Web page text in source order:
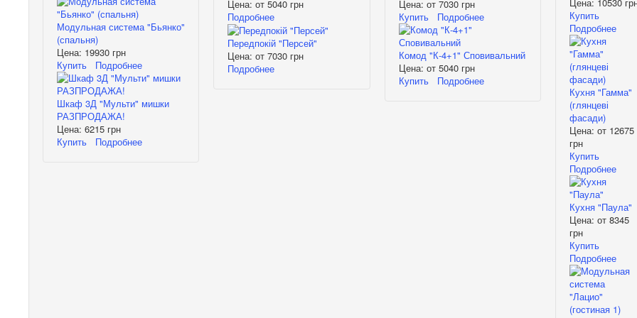
Модульная система "Бьянко"
(спальня)
Цена: 19930 грн
Купить
Подробнее
Шкаф 3Д "Мульти" мишки
РАЗПРОДАЖА!
Цена:6215 грн
Купить
Подробнее
Цена: от5040 грн
Подробнее
Передпокій "Персей"
Цена: от7030 грн
Подробнее
Цена: от 7030 грн
Купить
Подробнее
Комод "К-4+1" Сповивальний
Цена: от 5040 грн
Купить
Подробнее
Цена: 10530
Купить
Подробнее
Кухня "Гамма"
(глянцеві
фасади)
Цена: от 12675
грн
Купить
Подробнее
Кухня "Паула"
Цена: от 8345
грн
Купить
Подробнее